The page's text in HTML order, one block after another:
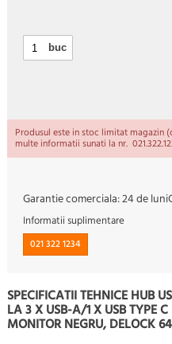
buc
Produsul este in stoc limitat magazin
multe informatii sunati la nr.
Garantie comerciala:24 de luni
Informatii suplimentare
021 322 1234
SPECIFICATII TEHNICE HUB
LA 3 X USB-A/1 X USB TYPE
MONITOR NEGRU, DELOCK